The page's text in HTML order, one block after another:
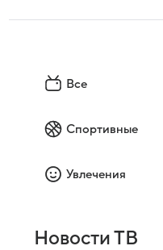
Все
Спортивные
Увлечения
Новости ТВ